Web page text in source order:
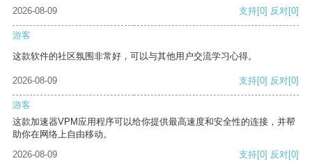
2026-08-09 支持[0] 反对[0]
游客
这款软件的社区氛围非常好，可以与其他用户交流学习心得。
2026-08-09 支持[0] 反对[0]
游客
这款加速器VPM应用程序可以给你提供最高速度和安全性的连接，并帮
助你在网络上自由移动。
2026-08-09
支持[0] 反对[0]